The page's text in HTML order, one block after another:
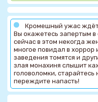
Кромешный ужас ждёт
Вы окажетесь запертым
сейчас в этом некогда
многое повидал в хоррор
заведения томятся и
злая монахиня слышит
головоломки,
переждите напасть!